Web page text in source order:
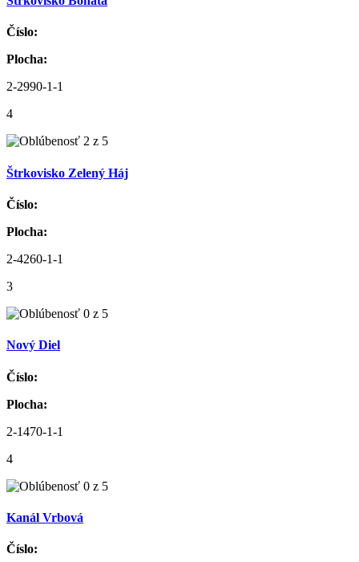
Číslo:
Plocha:
2-2990-1-1
4
Štrkovisko Zelený Háj
Číslo:
Plocha:
2-4260-1-1
3
Nový Diel
Číslo:
Plocha:
2-1470-1-1
4
Kanál Vrbová
Číslo: